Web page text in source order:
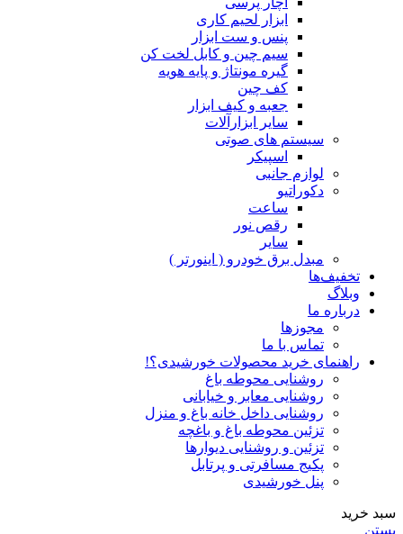
ابزار لحیم کاری
پنس و ست ابزار
سیم چین و کابل لخت کن
گیره مونتاژ و پایه هویه
کف چین
جعبه و کیف ابزار
سایر ابزارآلات
سیستم های صوتی
اسپیکر
لوازم جانبی
دکوراتیو
ساعت
رقص نور
سایر
مبدل برق خودرو ( اینورتر )
تخفیف‌ها
وبلاگ
درباره ما
مجوزها
تماس با ما
راهنمای خرید محصولات خورشیدی؟!
روشنایی محوطه باغ
روشنایی معابر و خیابانی
روشنایی داخل خانه باغ و منزل
تزئین محوطه باغ و باغچه
تزئین و روشنایی دیوارها
پکیج مسافرتی و پرتابل
پنل خورشیدی
سبد خرید
بستن